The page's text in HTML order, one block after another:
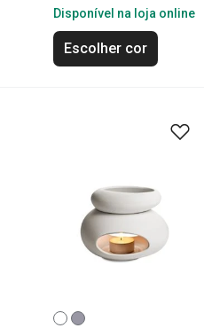
Disponível na loja online
Escolher cor